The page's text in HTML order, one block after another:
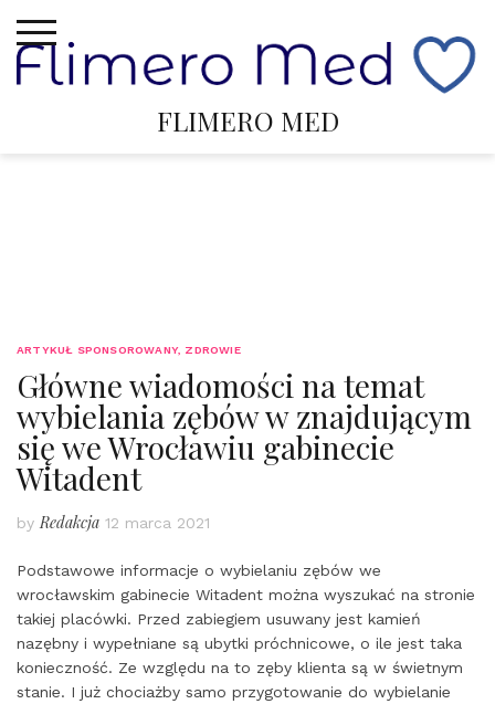
zamieszczone na niej artykuły mają na celu pozycjonowanie
stron www. Żaden z wpisów nie pochodzi od użytkowników, a
wszystkie zostały opłacone.
FLIMERO MED
ARTYKUŁ SPONSOROWANY, ZDROWIE
Główne wiadomości na temat
wybielania zębów w znajdującym
się we Wrocławiu gabinecie
Witadent
byRedakcja 12 marca 2021
Podstawowe informacje o wybielaniu zębów we
wrocławskim gabinecie Witadent można wyszukać na stronie
takiej placówki. Przed zabiegiem usuwany jest kamień
nazębny i wypełniane są ubytki próchnicowe, o ile jest taka
konieczność. Ze względu na to zęby klienta są w świetnym
stanie. I już chociażby samo przygotowanie do wybielanie